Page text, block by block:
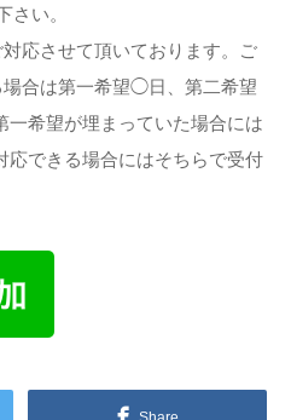
さい。
応させて頂いております。ご
合は第一希望◯日、第二希望
希望が埋まっていた場合には
応できる場合にはそちらで受付